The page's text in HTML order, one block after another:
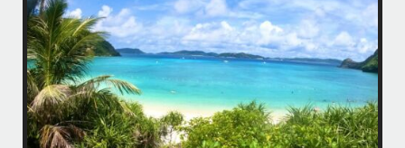
•
海が穏やかな日がずーっと続いていてボートダイビングには最高のコン
ディションです！
昔よく潜りに来て下さっていたリピーターさんの子供が10才になったの
で一緒にダイビングデビュー…なんて嬉しいシチュエーションもあり、
毎日色々なお客様と楽しくご一緒させて頂いてます
渡嘉敷島の方も夏には珍しい北風つづきのおかげでビーチが穏やか
...
8月 14